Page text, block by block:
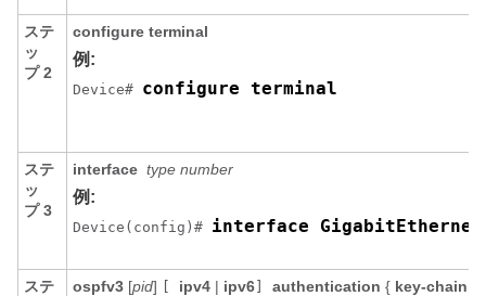
ステ
ッ
プ 2
configure terminal
例:
Device# configure terminal
ステ
ッ
プ 3
interface type number
例:
Device(config)# interface
ステ
ospfv3 [pid] ipv4 | ipv6 authentication { key-chain